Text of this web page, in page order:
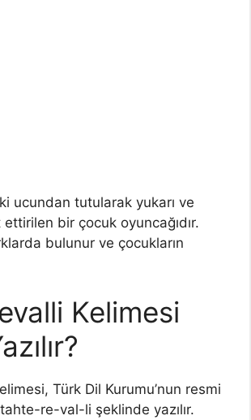
ucundan tutularak yukarı ve
ettirilen bir çocuk oyuncağıdır.
bulunur ve çocukların
Kelimesi
Türk Dil Kurumu’nun resmi
re-val-li şeklinde yazılır.